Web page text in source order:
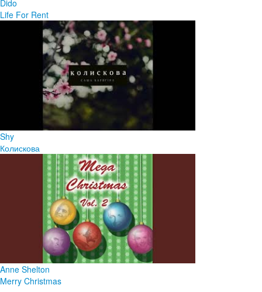
Dido
Life For Rent
Shy
Колискова
Anne Shelton
Merry Christmas